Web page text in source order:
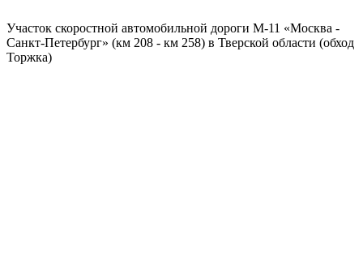
Участок скоростной автомобильной дороги М-11 «Москва -
Санкт-Петербург» (км 208 - км 258) в Тверской области (обход
Торжка)